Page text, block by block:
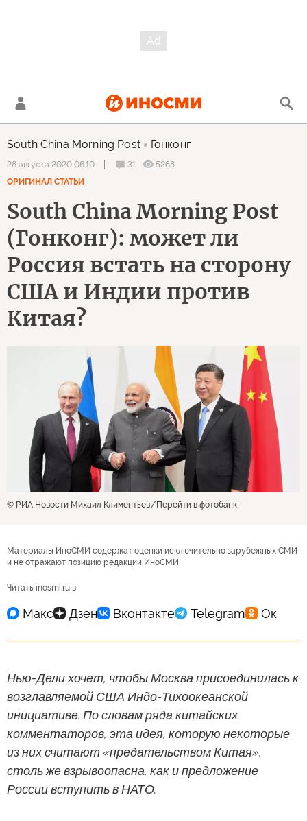
South China Morning Post Гонконг
26 августа 2020 06:10 31
5268
ОРИГИНАЛ СТАТЬИ
South China Morning Post
(Гонконг): может ли
Россия встать на сторону
США и Индии против
Китая?
© РИА Новости Михаил Климентьев Перейти в фотобанк
Материалы ИноСМИ содержат оценки исключительно зарубежных СМИ
и не отражают позицию редакции ИноСМИ
Читать inosmi.ru в
Нью-Дели хочет, чтобы Москва присоединилась к
возглавляемой США Индо-Тихоокеанской
инициативе. По словам ряда китайских
комментаторов, эта идея, которую некоторые
из них считают «предательством Китая»,
столь же взрывоопасна, как и предложение
России вступить в НАТО.